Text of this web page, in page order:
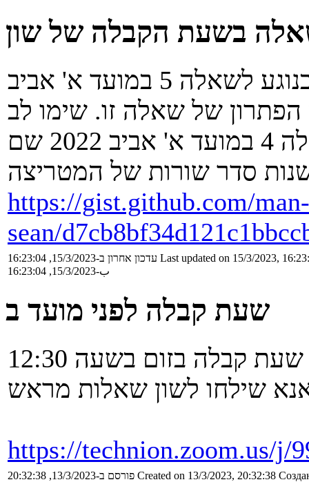
בשעת הקבלה של שון
במהלך שעת הקבלה עלו שאלות בנוגע לשאלה 5 במועד א' אביב
הפתרון של שאלה זו. שימו לב
ששאלה זו שונה משאלות כגון שאלה 4 במועד א' אביב 2022 שם
https://gist.github.com/man-
sean/
עדכון אחרון ב-15/3/2023, 16:23:04 Last updated on 15/3/2023,
ب-15/3/2023, 16:23:04
שעת קבלה לפני מועד ב
https://technion.zoom.us/j/
פורסם ב-13/3/2023, 20:32:38 Created on 13/3/2023, 20:32:38